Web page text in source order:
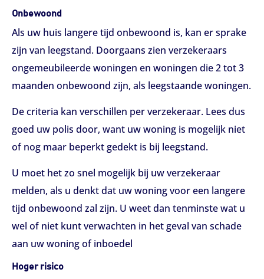
Onbewoond
Als uw huis langere tijd onbewoond is, kan er sprake
zijn van leegstand. Doorgaans zien verzekeraars
ongemeubileerde woningen en woningen die 2 tot 3
maanden onbewoond zijn, als leegstaande woningen.
De criteria kan verschillen per verzekeraar. Lees dus
goed uw polis door, want uw woning is mogelijk niet
of nog maar beperkt gedekt is bij leegstand.
U moet het zo snel mogelijk bij uw verzekeraar
melden, als u denkt dat uw woning voor een langere
tijd onbewoond zal zijn. U weet dan tenminste wat u
wel of niet kunt verwachten in het geval van schade
aan uw woning of inboedel
Hoger risico